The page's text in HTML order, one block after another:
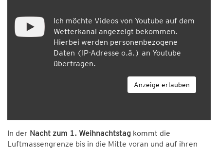
Ich möchte Videos von Youtube auf dem
Wetterkanal angezeigt bekommen.
Hierbei werden personenbezogene
Daten (IP-Adresse o.ä.) an Youtube
übertragen.
Anzeige erlauben
In der Nacht zum 1. Weihnachtstag kommt die
Luftmassengrenze bis in die Mitte voran und auf ihren